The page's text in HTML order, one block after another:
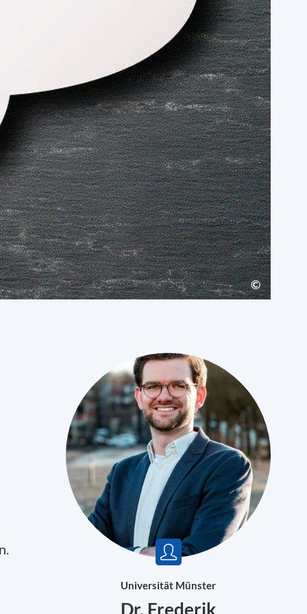
Universität Münster
Dr. Frederik